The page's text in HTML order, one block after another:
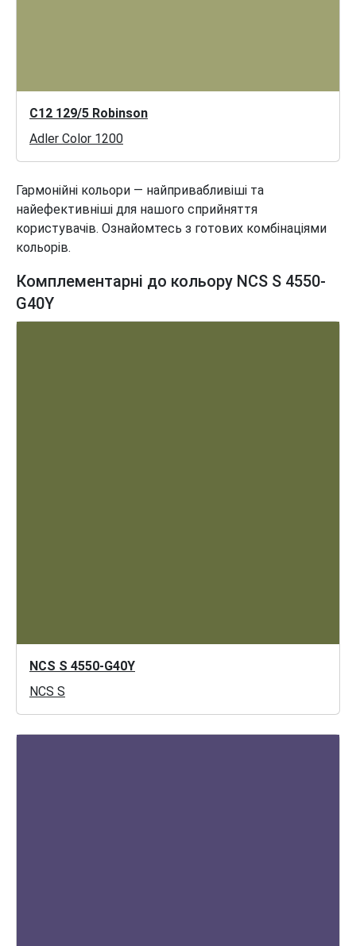
C12 129/5 Robinson
Adler Color 1200
Гармонійні кольори — найпривабливіші та
найефективніші для нашого сприйняття
користувачів. Ознайомтесь з готових комбінаціями
кольорів.
Комплементарні до кольору NCS S 4550-
G40Y
NCS S 4550-G40Y
NCS S